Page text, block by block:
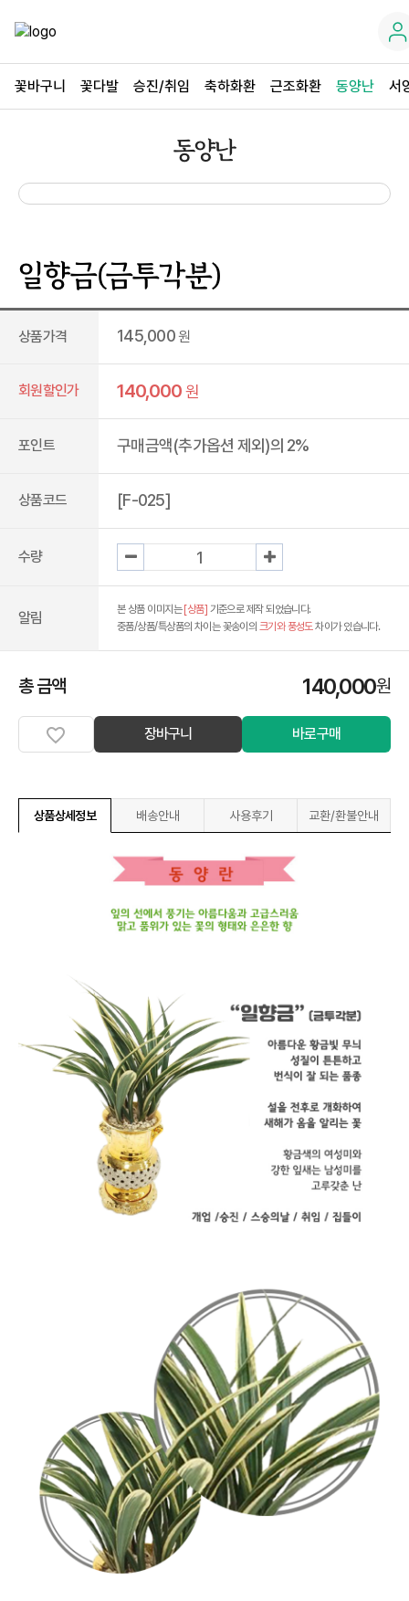
꽃바구니 꽃다발 승진/취임 축하화환 근조화환 동양난 서
동양난
일향금(금투각분)
상품가격 145,000 원
회원할인가 140,000원
포인트 구매금액(추가옵션 제외)의 2%
상품코드 [F-025]
수량
알림 본 상품 이미지는 [상품] 기준으로 제작 되었습니다.
중품/상품/특상품의 차이는 꽃송이의 크기와 풍성도차이가 있습니다.
총 금액 140,000원
장바구니 바로구매
상품상세정보 배송안내 사용후기 교환/환불안내